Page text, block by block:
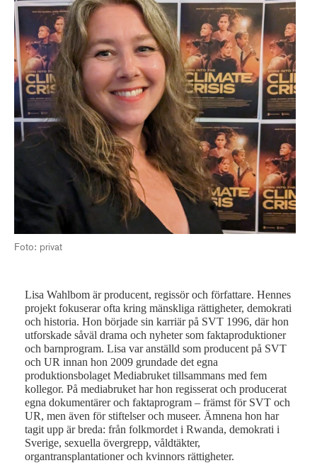
Foto: privat
Lisa Wahlbom är producent, regissör och författare. Hennes
projekt fokuserar ofta kring mänskliga rättigheter, demokrati
och historia. Hon började sin karriär på SVT 1996, där hon
utforskade såväl drama och nyheter som faktaproduktioner
och barnprogram. Lisa var anställd som producent på SVT
och UR innan hon 2009 grundade det egna
produktionsbolaget Mediabruket tillsammans med fem
kollegor. På mediabruket har hon regisserat och producerat
egna dokumentärer och faktaprogram – främst för SVT och
UR, men även för stiftelser och museer. Ämnena hon har
tagit upp är breda: från folkmordet i Rwanda, demokrati i
Sverige, sexuella övergrepp, våldtäkter,
organtransplantationer och kvinnors rättigheter.